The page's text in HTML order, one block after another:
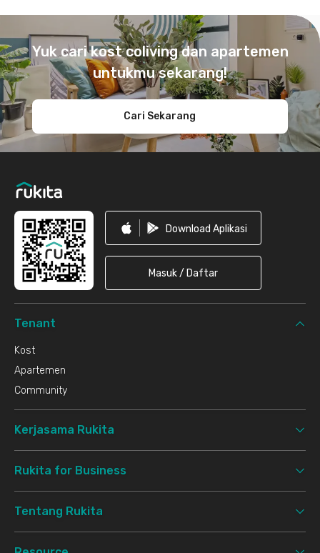
Yuk cari kost coliving dan apartemen
untukmu sekarang!
Cari Sekarang
Download Aplikasi
Masuk / Daftar
Tenant
Kost
Apartemen
Community
Kerjasama Rukita
Rukita for Business
Tentang Rukita